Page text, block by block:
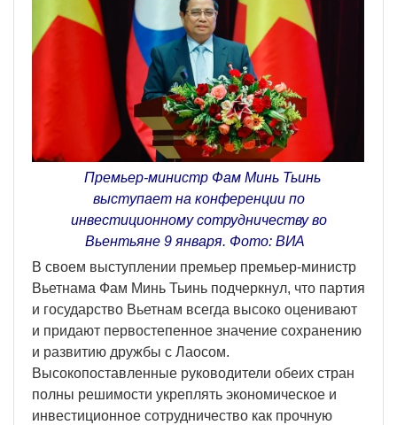
Премьер-министр Фам Минь Тьинь
выступает на конференции по
инвестиционному сотрудничеству во
Вьентьяне 9 января. Фото: ВИA
В своем выступлении премьер премьер-министр
Вьетнама Фам Минь Тьинь подчеркнул, что партия
и государство Вьетнам всегда высоко оценивают
и придают первостепенное значение сохранению
и развитию дружбы с Лаосом.
Высокопоставленные руководители обеих стран
полны решимости укреплять экономическое и
инвестиционное сотрудничество как прочную